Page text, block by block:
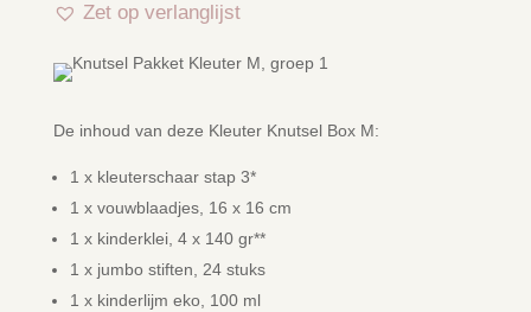
Zet op verlanglijst
De inhoud van deze Kleuter Knutsel Box M:
1 x kleuterschaar stap 3*
1 x vouwblaadjes, 16 x 16 cm
1 x kinderklei, 4 x 140 gr**
1 x jumbo stiften, 24 stuks
1 x kinderlijm eko, 100 ml